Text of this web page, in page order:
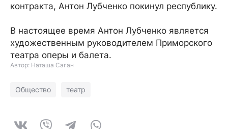
контракта, Антон Лубченко покинул республику.
В настоящее время Антон Лубченко является
художественным руководителем Приморского
театра оперы и балета.
Автор: Наташа Саган
Общество театр